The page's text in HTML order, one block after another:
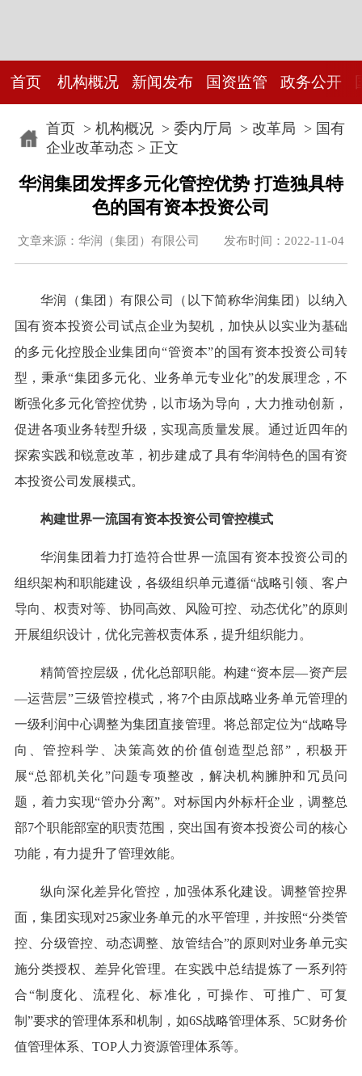
首页 机构概况 新闻发布 国资监管 政务公开
首页> 机构概况> 委内厅局 > 改革局 > 国有
企业改革动态 > 正文
华润集团发挥多元化管控优势 打造独具特
色的国有资本投资公司
文章来源：华润（集团）有限公司 发布时间：2022-11-04
华润（集团）有限公司（以下简称华润集团）以纳入
国有资本投资公司试点企业为契机，加快从以实业为基础
的多元化控股企业集团向“管资本”的国有资本投资公司转
型，秉承“集团多元化、业务单元专业化”的发展理念，不
断强化多元化管控优势，以市场为导向，大力推动创新，
促进各项业务转型升级，实现高质量发展。通过近四年的
探索实践和锐意改革，初步建成了具有华润特色的国有资
本投资公司发展模式。
构建世界一流国有资本投资公司管控模式
华润集团着力打造符合世界一流国有资本投资公司的
组织架构和职能建设，各级组织单元遵循“战略引领、客户
导向、权责对等、协同高效、风险可控、动态优化”的原则
开展组织设计，优化完善权责体系，提升组织能力。
精简管控层级，优化总部职能。构建“资本层—资产层
—运营层”三级管控模式，将7个由原战略业务单元管理的
一级利润中心调整为集团直接管理。将总部定位为“战略导
向、管控科学、决策高效的价值创造型总部”，积极开
展“总部机关化”问题专项整改，解决机构臃肿和冗员问
题，着力实现“管办分离”。对标国内外标杆企业，调整总
部7个职能部室的职责范围，突出国有资本投资公司的核心
功能，有力提升了管理效能。
纵向深化差异化管控，加强体系化建设。调整管控界
面，集团实现对25家业务单元的水平管理，并按照“分类管
控、分级管控、动态调整、放管结合”的原则对业务单元实
施分类授权、差异化管理。在实践中总结提炼了一系列符
合“制度化、流程化、标准化，可操作、可推广、可复
制”要求的管理体系和机制，如6S战略管理体系、5C财务价
值管理体系、TOP人力资源管理体系等。